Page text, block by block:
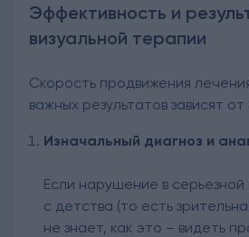
Эффективность и
визуальной терапии
Скорость продвижения
важных результатов зависят
Изначальный диагноз и
Если нарушение в
с детства (то есть
не знает, как это – видеть